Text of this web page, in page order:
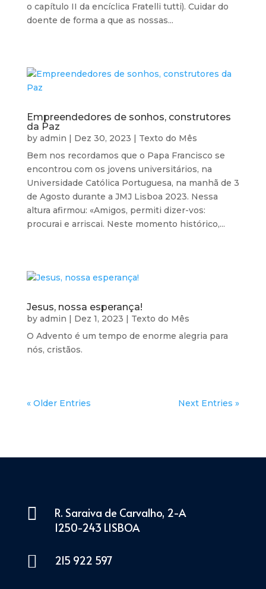
o capítulo II da encíclica Fratelli tutti). Cuidar do
doente de forma a que as nossas...
Empreendedores de sonhos, construtores
da Paz
by admin | Dez 30, 2023 | Texto do Mês
Bem nos recordamos que o Papa Francisco se
encontrou com os jovens universitários, na
Universidade Católica Portuguesa, na manhã de 3
de Agosto durante a JMJ Lisboa 2023. Nessa
altura afirmou: «Amigos, permiti dizer-vos:
procurai e arriscai. Neste momento histórico,...
Jesus, nossa esperança!
by admin | Dez 1, 2023 | Texto do Mês
O Advento é um tempo de enorme alegria para
nós, cristãos.
« Older Entries Next Entries »

R. Saraiva de Carvalho, 2-A
1250-243 LISBOA
 215 922 597